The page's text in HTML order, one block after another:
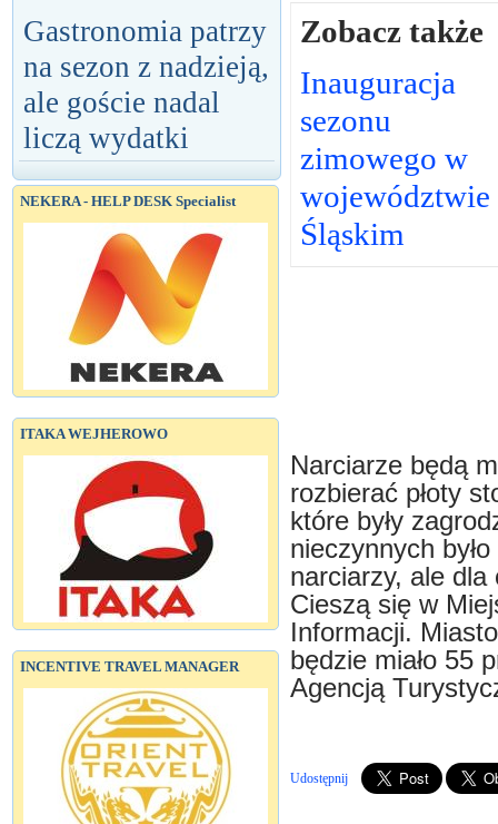
Gastronomia patrzy
na sezon z nadzieją,
ale goście nadal
liczą wydatki
NEKERA - HELP DESK Specialist
ITAKA WEJHEROWO
INCENTIVE TRAVEL MANAGER
Zobacz także
Inauguracja
sezonu
zimowego w
województwie
Śląskim
Narciarze będą
rozbierać płoty
które były
nieczynnych
narciarzy, ale dla
Cieszą się w
Informacji.
będzie miało 55
Agencją
Udostępnij